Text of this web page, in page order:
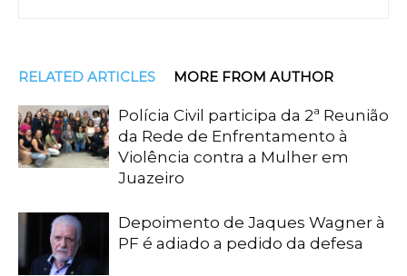
RELATED ARTICLES MORE FROM AUTHOR
Polícia Civil participa da 2ª Reunião
da Rede de Enfrentamento à
Violência contra a Mulher em
Juazeiro
Depoimento de Jaques Wagner à
PF é adiado a pedido da defesa